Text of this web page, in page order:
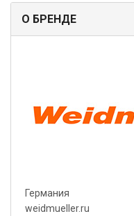
О БРЕНДЕ
Германия
weidmueller.ru